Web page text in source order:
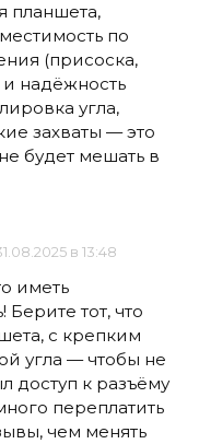
планшета,
по
(присоска,
надёжность
угла,
захваты — это
будет мешать в
в 13:48
иметь
тот, что
с крепким
угла — чтобы не
доступ к разъёму
переплатить
чем менять